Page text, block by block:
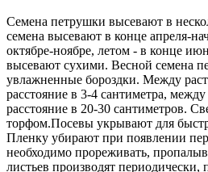
Семена петрушки высевают в
семена высевают в конце апреля-
октябре-ноябре, летом - в конце
высевают сухими. Весной семена
увлажненные бороздки. Между
расстояние в 3-4 сантиметра,
расстояние в 20-30 сантиметров.
торфом.Посевы укрывают для
Пленку убирают при появлении
необходимо прореживать,
листьев производят периодически,